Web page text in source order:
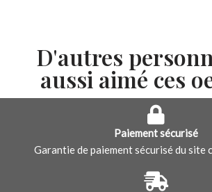
D'autres
aussi aimé ces
Paiement sécurisé
Garantie de paiement sécurisé du site